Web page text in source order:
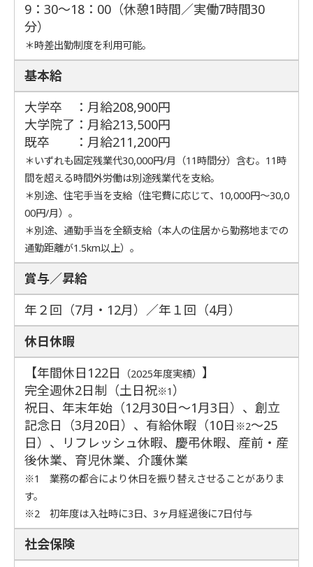
9：30～18：00（休憩1時間／実働7時間30
分）
＊時差出勤制度を利用可能。
基本給
大学卒 ：月給208,900円
大学院了：月給213,500円
既卒 ：月給211,200円
＊いずれも固定残業代30,000円/月（11時間分）含む。11時
間を超える時間外労働は別途残業代を支給。
＊別途、住宅手当を支給（住宅費に応じて、10,000円～30,0
00円/月）。
＊別途、通勤手当を全額支給（本人の住居から勤務地までの
通勤距離が1.5km以上）。
賞与／昇給
年２回（7月・12月）／年１回（4月）
休日休暇
【年間休日122日
（2025年度実績） 】
完全週休2日制（土日祝※1 ）
祝日、年末年始（12月30日～1月3日）、創立
記念日（3月20日）、有給休暇（10日 ※2～25
日）、リフレッシュ休暇、慶弔休暇、産前・産
後休業、育児休業、介護休業
※1 業務の都合により休日を振り替えさせることがありま
す。
※2 初年度は入社時に3日、3ヶ月経過後に7日付与
社会保険